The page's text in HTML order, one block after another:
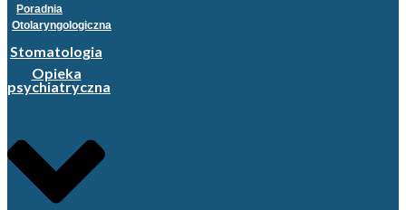
Poradnia
Otolaryngologiczna
Stomatologia
Opieka
psychiatryczna